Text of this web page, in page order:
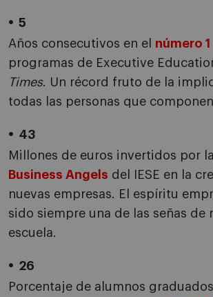
5
Años consecutivos en el número 1
programas de Executive
Times. Un récord fruto de la
todas las personas que componen
43
Millones de euros invertidos por
Business Angels del IESE en la
nuevas empresas. El espíritu
sido siempre una de las señas de
escuela.
26
Porcentaje de alumnos